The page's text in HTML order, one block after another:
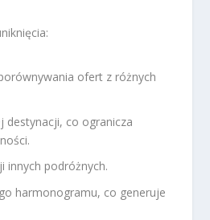
ofert z różnych
destynacji, co ogranicza
innych podróżnych.
harmonogramu, co generuje